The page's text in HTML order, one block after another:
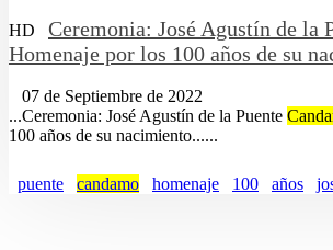
HD Ceremonia: José Agustín de la
Homenaje por los 100 años de su
07 de Septiembre de 2022
...Ceremonia: José Agustín de la Puente
100 años de su nacimiento......
puente candamo homenaje 100 años